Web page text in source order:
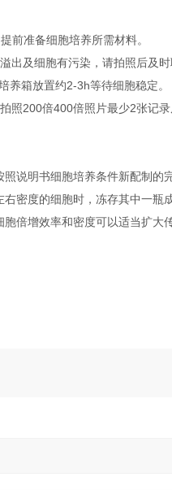
前准备细胞培养所需材料。
出及细胞有污染，请拍照后及时
箱放置约2-3h等待细胞稳定。
照200倍400倍照片最少2张记
说明书细胞培养条件新配制
密度的细胞时，冻存其中一
倍增效率和密度可以适当扩大